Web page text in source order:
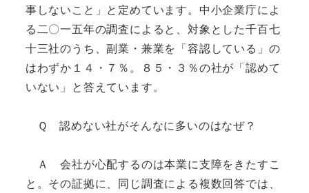
事しないこと」と定めています。中小企業庁によ
る二〇一五年の調査によると、対象とした千百七
十三社のうち、副業・兼業を「容認している」の
はわずか１４・７％。８５・３％の社が「認めて
いない」と答えています。
Ｑ 認めない社がそんなに多いのはなぜ？
Ａ 会社が心配するのは本業に支障をきたすこ
と。その証拠に、同じ調査による複数回答では、